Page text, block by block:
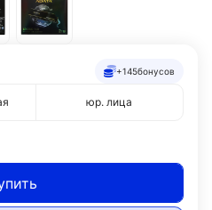
+145бонусов
юр. лица